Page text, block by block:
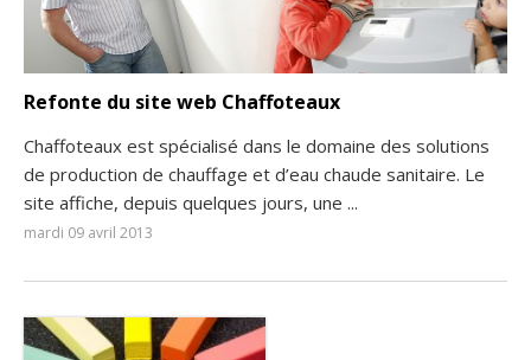
Refonte du site web Chaffoteaux
Chaffoteaux est spécialisé dans le domaine des solutions
de production de chauffage et d’eau chaude sanitaire. Le
site affiche, depuis quelques jours, une ...
mardi 09 avril 2013